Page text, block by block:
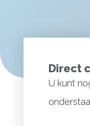
Direct
U kunt